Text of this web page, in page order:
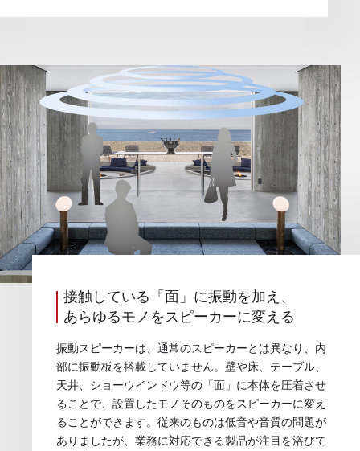
接触している「面」に振動を加え、
あらゆるモノをスピーカーに変える
振動スピーカーは、通常のスピーカーとは異なり、内
部に振動板を搭載していません。壁や床、テーブル、
天井、ショーウインドウ等の「面」に本体を圧着させ
ることで、設置したモノそのものをスピーカーに変え
ることができます。従来のものは低音や音質の問題が
ありましたが、業務に対応できる製品が注目を浴びて